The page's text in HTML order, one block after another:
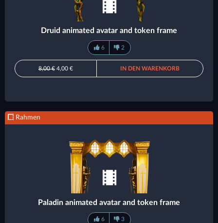
Druid animated avatar and token frame
6 2
8,00 € 4,00 € IN DEN WARENKORB
Rahmen
Paladin animated avatar and token frame
6 3